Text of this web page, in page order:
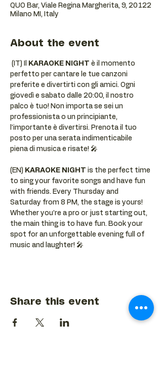
QUO Bar, Viale Regina Margherita, 9, 20122
Milano MI, Italy
About the event
(IT) Il KARAOKE NIGHT è il momento
perfetto per cantare le tue canzoni
preferite e divertirti con gli amici. Ogni
giovedì e sabato dalle 20:00, il nostro
palco è tuo! Non importa se sei un
professionista o un principiante,
l’importante è divertirsi. Prenota il tuo
posto per una serata indimenticabile
piena di musica e risate! 🎤
(EN) KARAOKE NIGHT is the perfect time
to sing your favorite songs and have fun
with friends. Every Thursday and
Saturday from 8 PM, the stage is yours!
Whether you’re a pro or just starting out,
the main thing is to have fun. Book your
spot for an unforgettable evening full of
music and laughter! 🎤
Share this event